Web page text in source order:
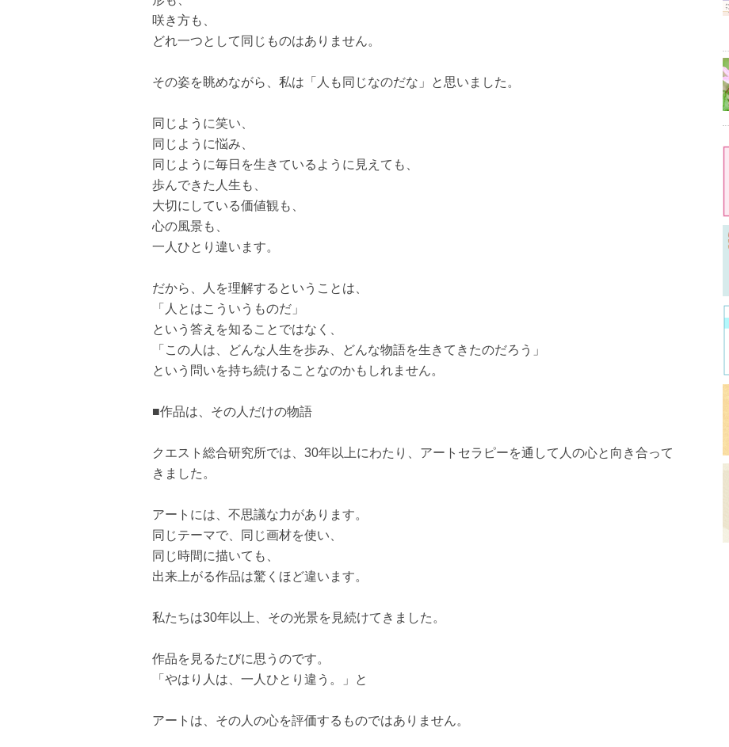
咲き方も、
どれ一つとして同じものはありません。
その姿を眺めながら、私は「人も同じなのだな」と思いました。
同じように笑い、
同じように悩み、
同じように毎日を生きているように見えても、
歩んできた人生も、
大切にしている価値観も、
心の風景も、
一人ひとり違います。
だから、人を理解するということは、
「人とはこういうものだ」
という答えを知ることではなく、
「この人は、どんな人生を歩み、どんな物語を生きてきたのだろう」
という問いを持ち続けることなのかもしれません。
■作品は、その人だけの物語
クエスト総合研究所では、30年以上にわたり、アートセラピーを通して人の心と向き合って
きました。
アートには、不思議な力があります。
同じテーマで、同じ画材を使い、
同じ時間に描いても、
出来上がる作品は驚くほど違います。
私たちは30年以上、その光景を見続けてきました。
作品を見るたびに思うのです。
「やはり人は、一人ひとり違う。」と
アートは、その人の心を評価するものではありません。